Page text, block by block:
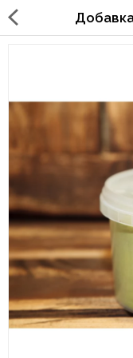
Упаковка для фаст
Склянки, кришки,
трубочки
Упаковка для суші
Паперові пакети та
Картонні коробки
Коробки для